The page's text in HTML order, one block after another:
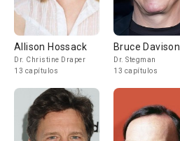
Allison Hossack
Dr. Christine Draper
13 capítulos
Bruce Davison
Dr. Stegman
13 capítulos